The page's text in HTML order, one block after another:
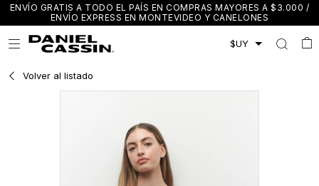
ENVÍO GRATIS A TODO EL PAÍS EN COMPRAS MAYORES A $3.000 /
ENVÍO EXPRESS EN MONTEVIDEO Y CANELONES

Volver al listado